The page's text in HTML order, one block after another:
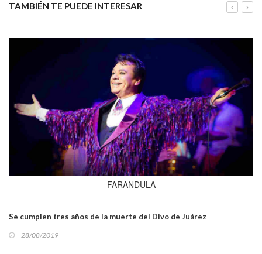
TAMBIÉN TE PUEDE INTERESAR
FARANDULA
Se cumplen tres años de la muerte del Divo de Juárez
28/08/2019